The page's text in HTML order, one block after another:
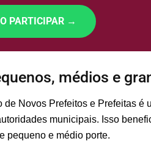
PARTICIPAR →
médios e
Novos Prefeitos e Prefeitas é
municipais. Isso
pequeno e médio porte.